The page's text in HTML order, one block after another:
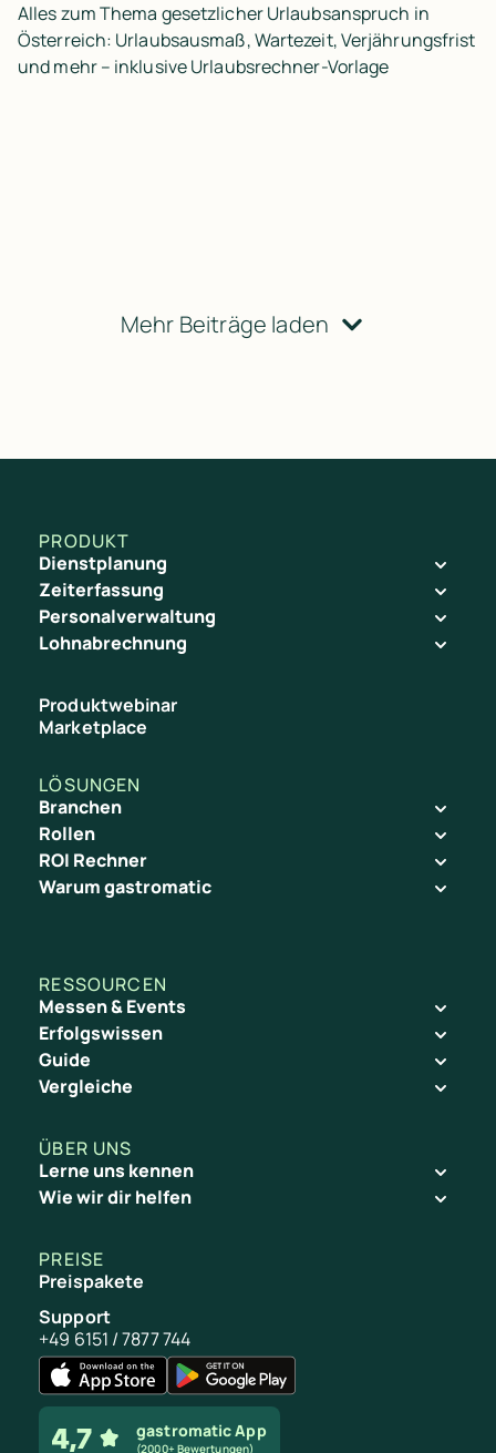
Alles zum Thema gesetzlicher Urlaubsanspruch in
Österreich: Urlaubsausmaß, Wartezeit, Verjährungsfrist
und mehr – inklusive Urlaubsrechner-Vorlage
Mehr Beiträge laden
PRODUKT
Dienstplanung
Zeiterfassung
Personalverwaltung
Lohnabrechnung
Produktwebinar
Marketplace
LÖSUNGEN
Branchen
Rollen
ROI Rechner
Warum gastromatic
RESSOURCEN
Messen & Events
Erfolgswissen
Guide
Vergleiche
ÜBER UNS
Lerne uns kennen
Wie wir dir helfen
PREISE
Preispakete
Support
+49 6151 / 7877 744
gastromatic App
(2000+ Bewertungen)